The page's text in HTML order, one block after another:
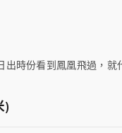
出時份看到鳳凰飛過，
)